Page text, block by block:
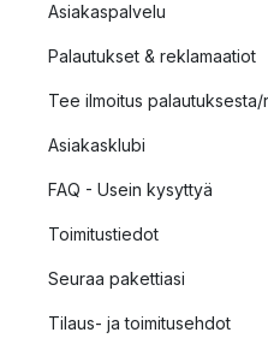
Asiakaspalvelu
Palautukset & reklamaatiot
Tee ilmoitus palautuksesta/
Asiakasklubi
FAQ - Usein kysyttyä
Toimitustiedot
Seuraa pakettiasi
Tilaus- ja toimitusehdot